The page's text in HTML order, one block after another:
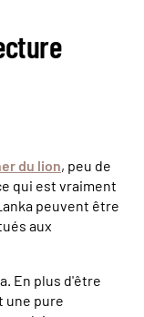
du lion, peu de
qui est vraiment
peuvent être
aux
En plus d'être
une pure